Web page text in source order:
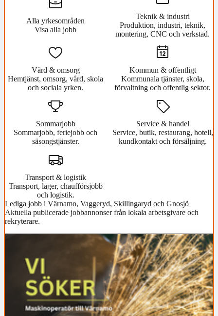
Alla yrkesområden
Visa alla jobb
Teknik & industri
Produktion, industri, teknik,
montering, CNC och verkstad.
Vård & omsorg
Hemtjänst, omsorg, vård, skola
och sociala yrken.
Kommun & offentligt
Kommunala tjänster, skola,
förvaltning och offentlig sektor.
Sommarjobb
Sommarjobb, feriejobb och
säsongstjänster.
Service & handel
Service, butik, restaurang, hotell,
kundkontakt och försäljning.
Transport & logistik
Transport, lager, chaufförsjobb
och logistik.
Lediga jobb i Värnamo, Vaggeryd, Skillingaryd och Gnosjö
Aktuella publicerade jobbannonser från lokala arbetsgivare och
rekryterare.